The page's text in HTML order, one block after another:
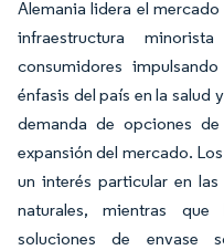
Alemania lidera el
infraestructura
consumidores
énfasis del país en la salud
demanda de opciones
expansión del mercado.
un interés particular en
naturales, mientras
soluciones de envase